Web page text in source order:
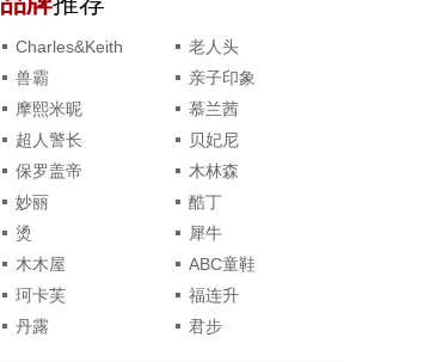
Charles&Keith
老人头
兽霸
亲子印象
摩熙米昵
慕兰茜
超人警长
贝妃尼
保罗盖帝
木林森
妙丽
酷丁
烫
犀牛
木木屋
ABC童鞋
珂卡芙
福连升
丹露
君步